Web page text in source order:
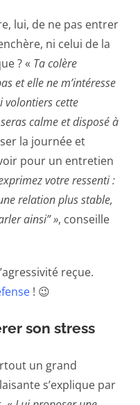
lui, de ne pas entrer
ni celui de la
? « Ta colère
et elle ne m’intéresse
volontiers cette
calme et disposé à
la journée et
pour un entretien
votre ressenti :
relation plus stable,
ainsi” », conseille
reçue.
! 😉
son stress
un grand
s’explique par